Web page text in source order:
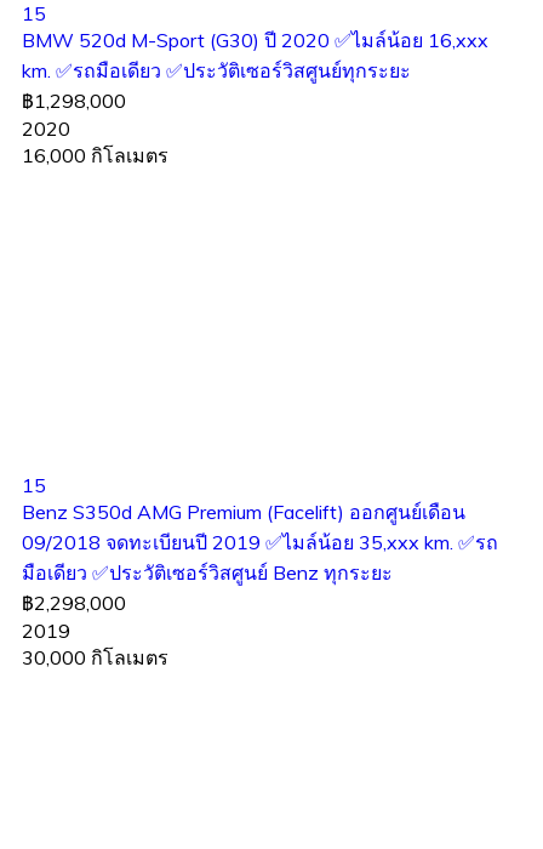
15
BMW 520d M-Sport (G30) ปี 2020 ✅ไมล์น้อย 16,xxx
km. ✅รถมือเดียว ✅ประวัติเซอร์วิสศูนย์ทุกระยะ
฿1,298,000
2020
16,000 กิโลเมตร
15
Benz S350d AMG Premium (Facelift) ออกศูนย์เดือน
09/2018 จดทะเบียนปี 2019 ✅ไมล์น้อย 35,xxx km. ✅รถ
มือเดียว ✅ประวัติเซอร์วิสศูนย์ Benz ทุกระยะ
฿2,298,000
2019
30,000 กิโลเมตร